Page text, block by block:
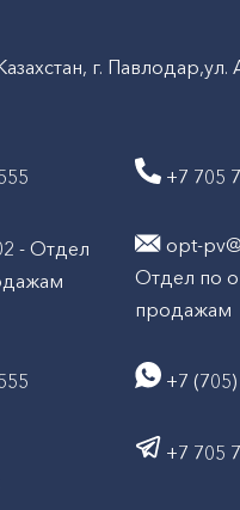
г. Павлодар,ул.
+7 705
- Отдел
opt-
Отдел по
продажам
+7
+7 705